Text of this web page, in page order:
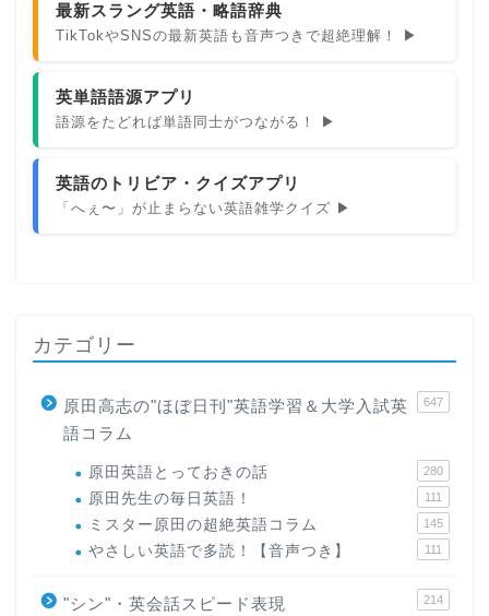
最新スラング英語・略語辞典
TikTokやSNSの最新英語も音声つきで超絶理解！ ▶
英単語語源アプリ
語源をたどれば単語同士がつながる！ ▶
英語のトリビア・クイズアプリ
「へぇ〜」が止まらない英語雑学クイズ ▶
カテゴリー
原田高志の"ほぼ日刊"英語学習＆大学入試英
語コラム
647
原田英語とっておきの話 280
原田先生の毎日英語！ 111
ミスター原田の超絶英語コラム 145
やさしい英語で多読！【音声つき】 111
"シン"・英会話スピード表現 214